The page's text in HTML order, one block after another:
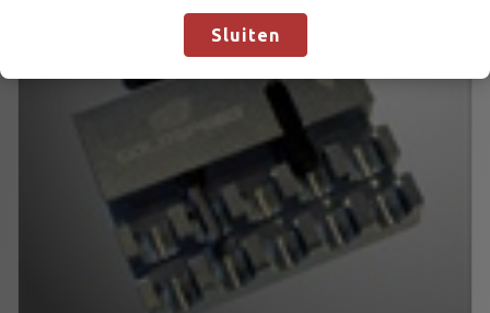
behandeling worden genomen.Negeren
Sluiten